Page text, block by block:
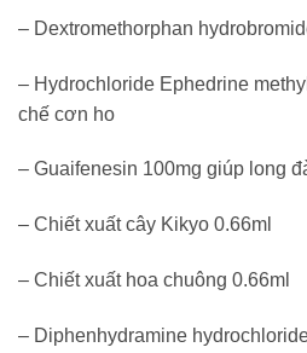
– Dextromethorphan
– Hydrochloride Ephedrine
chế cơn ho
– Guaifenesin 100mg giúp long
– Chiết xuất cây Kikyo 0.66ml
– Chiết xuất hoa chuông 0.66ml
– Diphenhydramine